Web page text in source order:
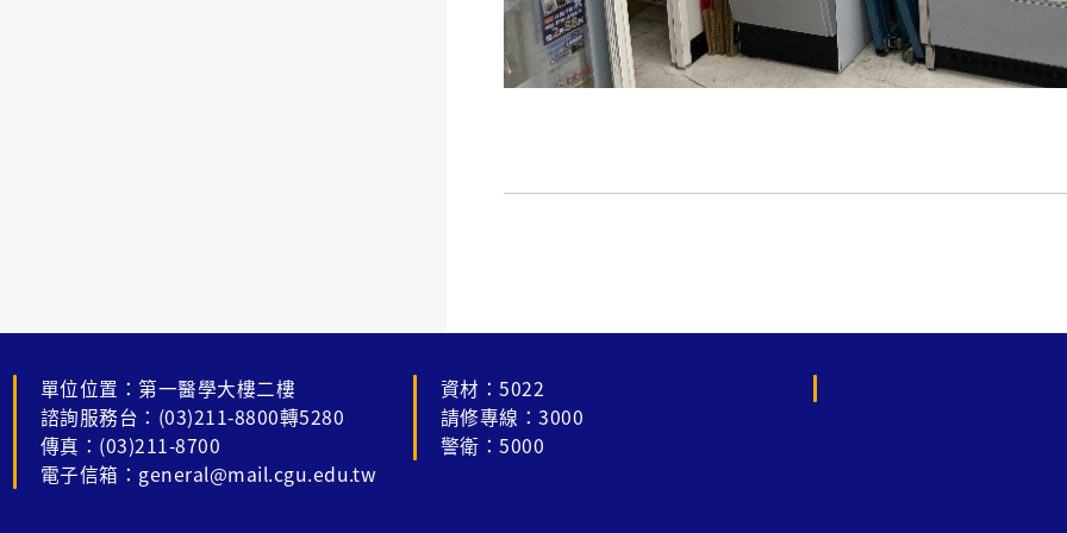
單位位置：第一醫學大樓二樓
諮詢服務台：(03)211-8800轉5280
傳真：(03)211-8700
電子信箱：general@mail.cgu.edu.tw
資材：5022
請修專線：3000
警衛：5000